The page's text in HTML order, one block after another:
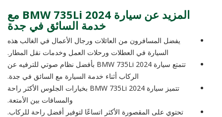
المزيد عن سيارة BMW 735Li 2024 مع
خدمة السائق في جدة
يفضل المسافرون من العائلات ورجال الأعمال في الغالب هذه
السيارة في العطلات ورحلات العمل وخدمات نقل المطار.
تتمتع سيارة BMW 735Li 2024 بأفضل نظام صوتي للترفيه عن
الركاب أثناء خدمة السيارة مع السائق في جدة.
تتميز سيارة BMW 735Li 2024 بخيارات الجلوس الأكثر راحة
والمسافات بين الأمتعة.
تحتوي على المقصورة الأكثر اتساعًا لتوفير أفضل راحة للركاب.